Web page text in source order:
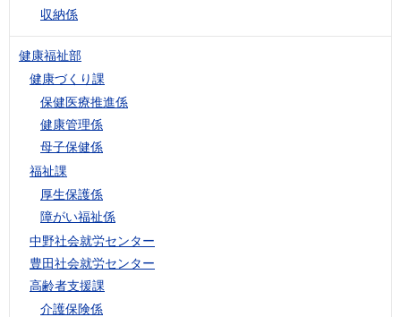
収納係
健康福祉部
健康づくり課
保健医療推進係
健康管理係
母子保健係
福祉課
厚生保護係
障がい福祉係
中野社会就労センター
豊田社会就労センター
高齢者支援課
介護保険係